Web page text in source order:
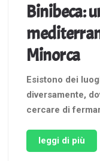
Binibeca:
Minorca
Esistono dei
diversamente,
cercare di
abbandonarti a
Minorca si vive
leggi di più